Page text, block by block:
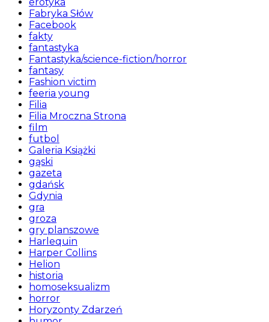
Fabryka Słów
Facebook
fakty
fantastyka
Fantastyka/science-fiction/horror
fantasy
Fashion victim
feeria young
Filia
Filia Mroczna Strona
film
futbol
Galeria Książki
gąski
gazeta
gdańsk
Gdynia
gra
groza
gry planszowe
Harlequin
Harper Collins
Helion
historia
homoseksualizm
horror
Horyzonty Zdarzeń